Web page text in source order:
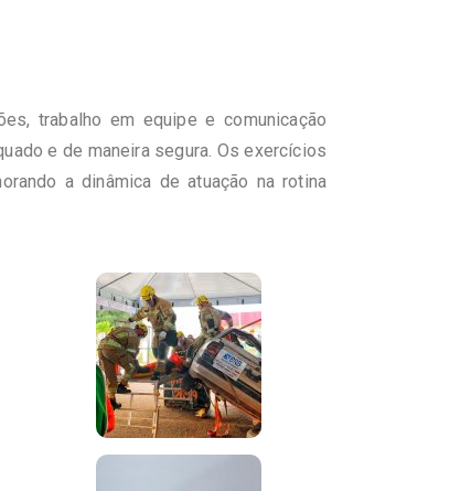
trabalho em equipe e comunicação
e de maneira segura. Os exercícios
a dinâmica de atuação na rotina